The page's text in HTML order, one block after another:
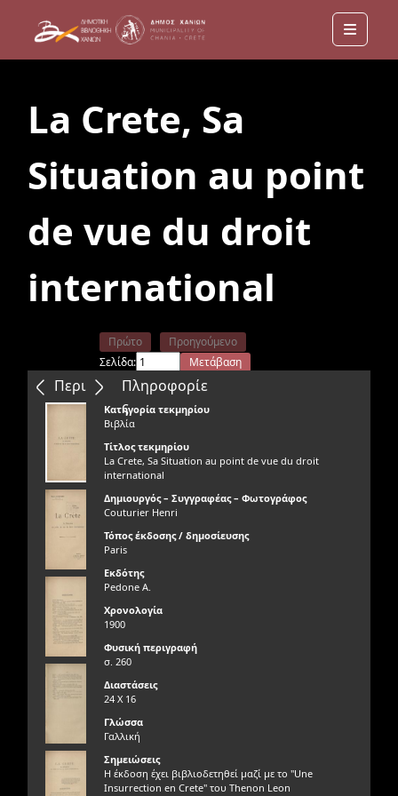
Menu
La Crete, Sa
Situation au point
de vue du droit
international
Περιεχόμενα
Πρώτο
Προηγούμενο
Σελίδα:
Μετάβαση
Επόμενο
Τελευταίο
Πληροφορίε
ς
Κατηγορία τεκμηρίου
Βιβλία
Τίτλος τεκμηρίου
La Crete, Sa Situation au point de vue du droit
international
Δημιουργός – Συγγραφέας – Φωτογράφος
Couturier Henri
Τόπος έκδοσης / δημοσίευσης
Paris
Εκδότης
Pedone A.
Χρονολογία
1900
Φυσική περιγραφή
σ. 260
Διαστάσεις
24 Χ 16
Γλώσσα
Γαλλική
Σημειώσεις
Η έκδοση έχει βιβλιοδετηθεί μαζί με το "Une
Insurrection en Crete" του Thenon Leon